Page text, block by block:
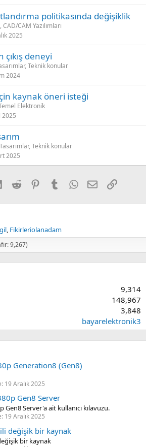
politikasında değişiklik
CAM Yazılımları
2025
deneyi
Teknik konular
2024
kaynak öneri isteği
Elektronik
2025
Teknik konular
2025
LinkedIn
Reddit PinterestTumblrWhatsApp
E-postaLink
Fikirleriolanadam
9,267)
9,314
148,967
3,848
bayarelektronik3
Generation8 (Gen8)
19 Aralık 2025
Gen8 Server
Gen8 Server'a ait kullanıcı kılavuzu.
19 Aralık 2025
değişik bir kaynak
bir kaynak